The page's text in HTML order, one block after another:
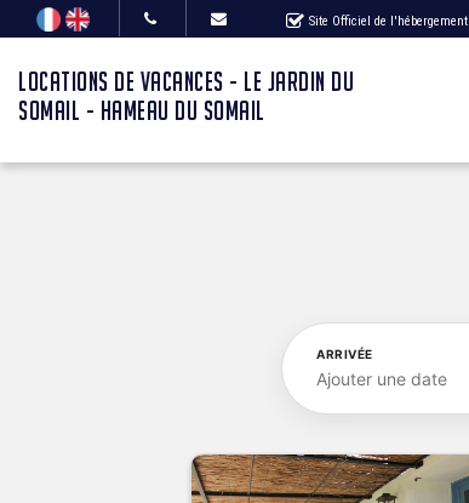
Site Officiel de l'hébergement
LOCATIONS DE VACANCES - LE JARDIN DU
SOMAIL - HAMEAU DU SOMAIL
ARRIVÉE
Ajouter une date